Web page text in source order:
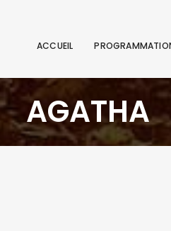
ACCUEIL
AGATHA